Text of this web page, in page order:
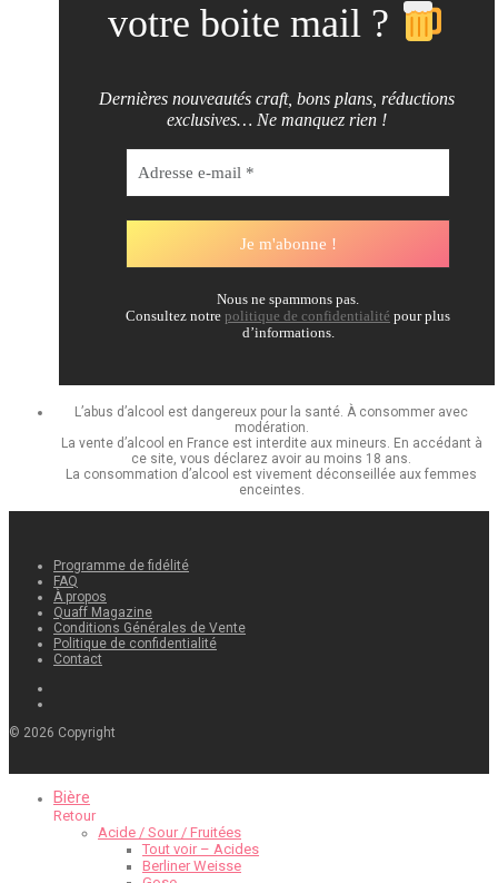
votre boite mail ?
Dernières nouveautés craft, bons plans, réductions
exclusives… Ne manquez rien !
Nous ne spammons pas.
Consultez notre politique de confidentialité pour plus
d’informations.
L’abus d’alcool est dangereux pour la santé. À consommer avec
modération.
La vente d’alcool en France est interdite aux mineurs. En accédant à
ce site, vous déclarez avoir au moins 18 ans.
La consommation d’alcool est vivement déconseillée aux femmes
enceintes.
Programme de fidélité
FAQ
À propos
Quaff Magazine
Conditions Générales de Vente
Politique de confidentialité
Contact
© 2026 Copyright
Bière
Retour
Acide / Sour / Fruitées
Tout voir – Acides
Berliner Weisse